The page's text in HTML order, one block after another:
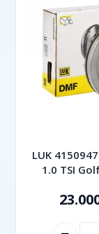
LUK
1.0 TSI